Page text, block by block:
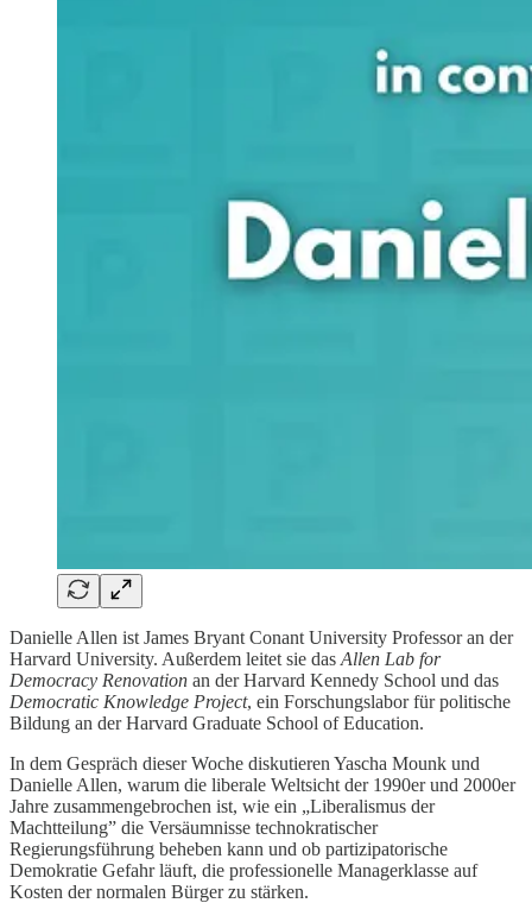
Danielle Allen ist James Bryant Conant University Professor an der
Harvard University. Außerdem leitet sie das Allen Lab for
Democracy Renovation an der Harvard Kennedy School und das
Democratic Knowledge Project, ein Forschungslabor für politische
Bildung an der Harvard Graduate School of Education.
In dem Gespräch dieser Woche diskutieren Yascha Mounk und
Danielle Allen, warum die liberale Weltsicht der 1990er und 2000er
Jahre zusammengebrochen ist, wie ein „Liberalismus der
Machtteilung” die Versäumnisse technokratischer
Regierungsführung beheben kann und ob partizipatorische
Demokratie Gefahr läuft, die professionelle Managerklasse auf
Kosten der normalen Bürger zu stärken.